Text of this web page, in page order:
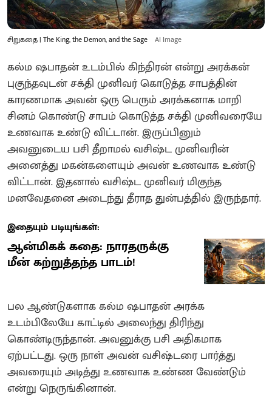
சிறுகதை | The King, the Demon, and the Sage AI Image
கல்ம ஷபாதன் உடம்பில் கிந்திரன் என்று அரக்கன்
புகுந்தவுடன் சக்தி முனிவர் கொடுத்த சாபத்தின்
காரணமாக அவன் ஒரு பெரும் அரக்கனாக மாறி
சினம் கொண்டு சாபம் கொடுத்த சக்தி முனிவரையே
உணவாக உண்டு விட்டான். இருப்பினும்
அவனுடைய பசி தீறாமல் வசிஷ்ட முனிவரின்
அனைத்து மகன்களையும் அவன் உணவாக உண்டு
விட்டான். இதனால் வசிஷ்ட முனிவர் மிகுந்த
மனவேதனை அடைந்து தீராத துன்பத்தில் இருந்தார்.
இதையும் படியுங்கள்:
ஆன்மிகக் கதை: நாரதருக்கு
மீன் கற்றுத்தந்த பாடம்!
பல ஆண்டுகளாக கல்ம ஷபாதன் அரக்க
உடம்பிலேயே காட்டில் அலைந்து திரிந்து
கொண்டிருந்தான். அவனுக்கு பசி அதிகமாக
ஏற்பட்டது. ஒரு நாள் அவன் வசிஷ்டரை பார்த்து
அவரையும் அடித்து உணவாக உண்ண வேண்டும்
என்று நெருங்கினான்.